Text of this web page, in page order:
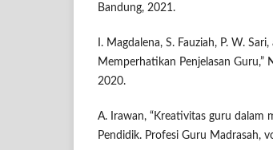
Bandung, 2021.
I. Magdalena, S. Fauziah, P. W.
Memperhatikan Penjelasan Guru,”
2020.
A. Irawan, “Kreativitas guru dalam
Pendidik. Profesi Guru Madrasah,